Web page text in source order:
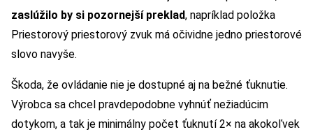
zaslúžilo by si pozornejší preklad, napríklad položka
Priestorový priestorový zvuk má očividne jedno priestorové
slovo navyše.
Škoda, že ovládanie nie je dostupné aj na bežné ťuknutie.
Výrobca sa chcel pravdepodobne vyhnúť nežiadúcim
dotykom, a tak je minimálny počet ťuknutí 2× na akokoľvek